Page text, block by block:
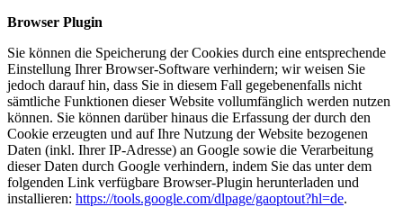
Browser Plugin
Sie können die Speicherung der Cookies durch eine entsprechende
Einstellung Ihrer Browser-Software verhindern; wir weisen Sie
jedoch darauf hin, dass Sie in diesem Fall gegebenenfalls nicht
sämtliche Funktionen dieser Website vollumfänglich werden nutzen
können. Sie können darüber hinaus die Erfassung der durch den
Cookie erzeugten und auf Ihre Nutzung der Website bezogenen
Daten (inkl. Ihrer IP-Adresse) an Google sowie die Verarbeitung
dieser Daten durch Google verhindern, indem Sie das unter dem
folgenden Link verfügbare Browser-Plugin herunterladen und
installieren: https://tools.google.com/dlpage/gaoptout?hl=de.